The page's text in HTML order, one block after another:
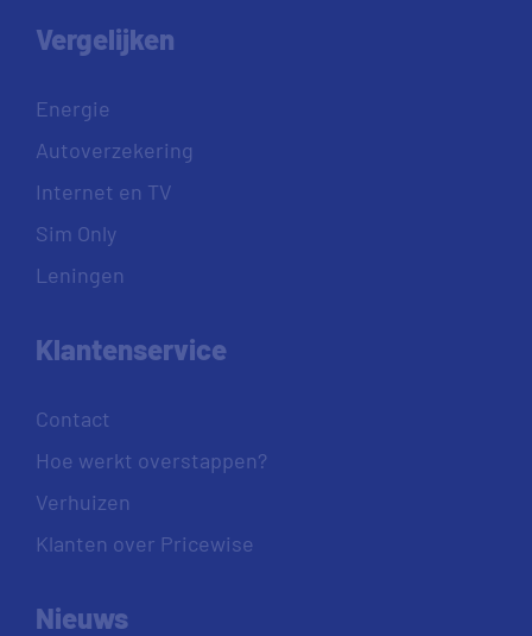
Vergelijken
Energie
Autoverzekering
Internet en TV
Sim Only
Leningen
Klantenservice
Contact
Hoe werkt overstappen?
Verhuizen
Klanten over Pricewise
Nieuws